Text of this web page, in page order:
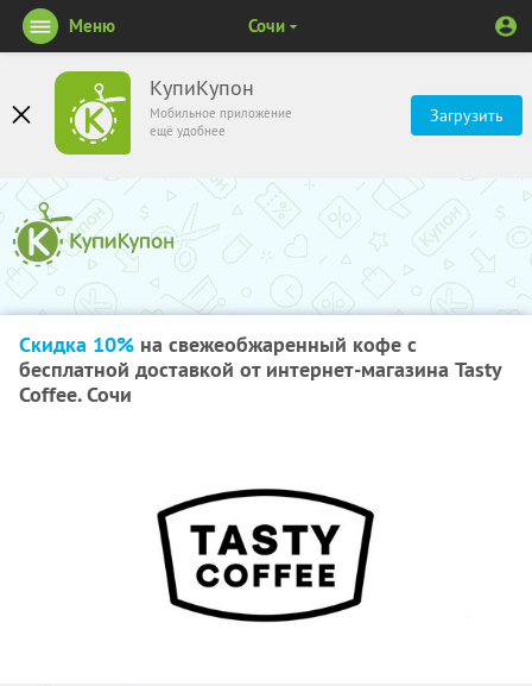
КупиКупон
Мобильное приложение
ещё удобнее
Загрузить
Меню Сочи
Скидка 10% на свежеобжаренный кофе с
бесплатной доставкой от интернет-магазина Tasty
Coffee. Сочи